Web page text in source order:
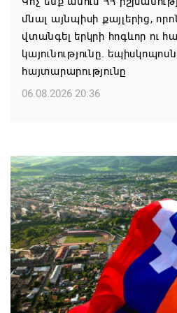
մնալ այնպիսի քայլերից,
վտանգել երկրի հոգևոր ու
կայունությունը.
հայտարարությունը
06.08.2026 20:36
այցելելուց․ Մատվիենկո
06.08.2026 20:30
ՌԴ–ն ՀՀ–ից երկաթուղու
կառավարման մասին
ստացել. Օվերչուկ
06.08.2026 19:03